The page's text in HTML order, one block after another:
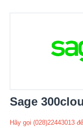
Sage
Hãy gọi (028)22443013